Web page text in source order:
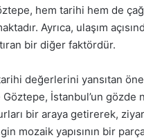
hem tarihi hem de
Ayrıca, ulaşım
bir diğer faktördür.
değerlerini yansıtan
İstanbul’un gözde
bir araya getirerek,
mozaik yapısının bir